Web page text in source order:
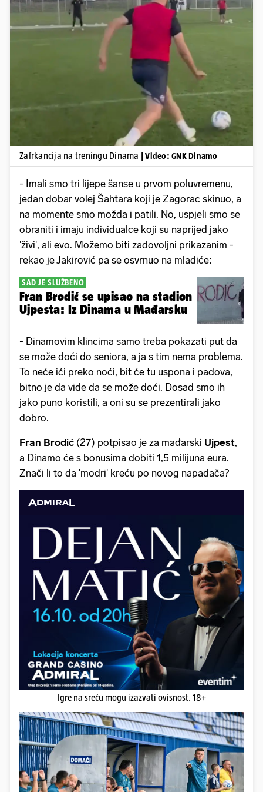
Pokretanje videa...
Zafrkancija na treningu Dinama | Video: GNK Dinamo
- Imali smo tri lijepe šanse u prvom poluvremenu,
jedan dobar volej Šahtara koji je Zagorac skinuo, a
na momente smo možda i patili. No, uspjeli smo se
obraniti i imaju individualce koji su naprijed jako
'živi', ali evo. Možemo biti zadovoljni prikazanim -
rekao je Jakirović pa se osvrnuo na mladiće:
SAD JE SLUŽBENO
Fran Brodić se upisao na stadion
Ujpesta: Iz Dinama u Mađarsku
- Dinamovim klincima samo treba pokazati put da
se može doći do seniora, a ja s tim nema problema.
To neće ići preko noći, bit će tu uspona i padova,
bitno je da vide da se može doći. Dosad smo ih
jako puno koristili, a oni su se prezentirali jako
dobro.
Fran Brodić (27) potpisao je za mađarski Ujpest,
a Dinamo će s bonusima dobiti 1,5 milijuna eura.
Znači li to da 'modri' kreću po novog napadača?
Igre na sreću mogu izazvati ovisnost. 18+